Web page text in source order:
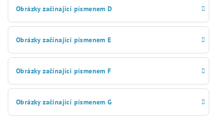
Obrázky začínající písmenem D
Obrázky začínající písmenem E
Obrázky začínající písmenem F
Obrázky začínající písmenem G